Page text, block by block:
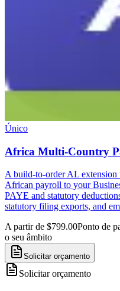
Único
Africa Multi-Country
A build-to-order AL
African payroll to your
PAYE and statutory
statutory filing exports, and
A partir de $799.00Ponto de
o seu âmbito
Solicitar orçamento
Solicitar orçamento